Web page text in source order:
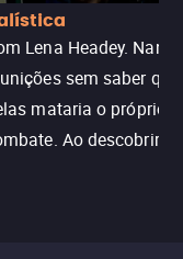
Lena Headey.
sem saber
mataria o próprio
Ao descobrir a